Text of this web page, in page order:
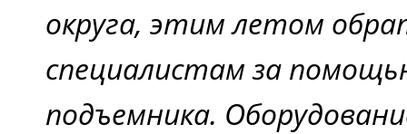
округа, этим летом
специалистам за
подъемника.